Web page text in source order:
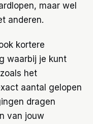
maar wel
anderen.
kortere
waarbij je kunt
het
aantal gelopen
dragen
van jouw